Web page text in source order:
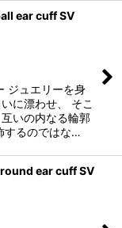
ear cuff SV
ジュエリーを身
に漂わせ、 そこ
いの内なる輪郭
するのではな…
ear cuff SV